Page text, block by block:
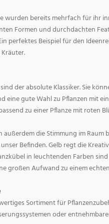
wurden bereits mehrfach für ihr
Formen und durchdachten
perfektes Beispiel für den
der absolute Klassiker. Sie
eine gute Wahl zu Pflanzen mit
zu einer Pflanze mit roten
außerdem die Stimmung im Raum
Befinden. Gelb regt die
in leuchtenden Farben
großen Aufwand zu einem
Sortiment für
oder